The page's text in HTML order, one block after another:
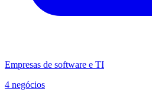
Empresas de software e TI
4 negócios